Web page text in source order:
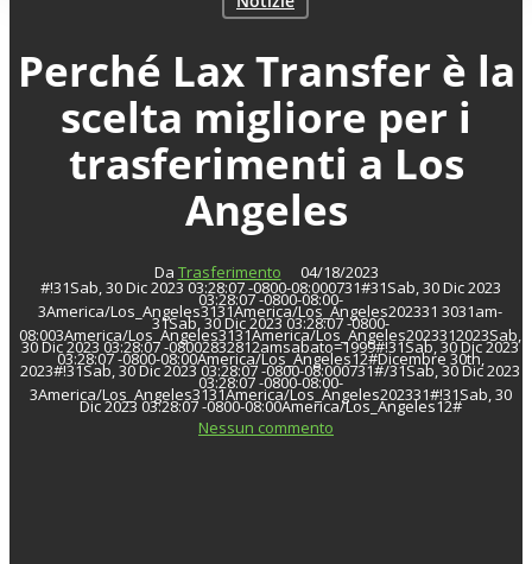
Perché Lax Transfer è la
scelta migliore per i
trasferimenti a Los
Angeles
Da Trasferimento 04/18/2023
#!31Sab, 30 Dic 2023 03:28:07 -0800-08:000731#31Sab, 30 Dic 2023
03:28:07 -0800-08:00-
3America/Los_Angeles3131America/Los_Angeles202331 3031am-
31Sab, 30 Dic 2023 03:28:07 -0800-
08:003America/Los_Angeles3131America/Los_Angeles2023312023Sab,
30 Dic 2023 03:28:07 -08002832812amsabato=1999#!31Sab, 30 Dic 2023
03:28:07 -0800-08:00America/Los_Angeles12#Dicembre 30th,
2023#!31Sab, 30 Dic 2023 03:28:07 -0800-08:000731#/31Sab, 30 Dic 2023
03:28:07 -0800-08:00-
3America/Los_Angeles3131America/Los_Angeles202331#!31Sab, 30
Dic 2023 03:28:07 -0800-08:00America/Los_Angeles12#
Nessun commento